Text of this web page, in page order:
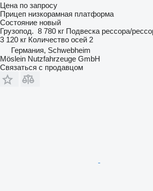
Цена по запросу
Прицеп низкорамная платформа
Состояние новый
Грузопод. 8 780 кг Подвеска рессора/
3 120 кг Количество осей 2
Германия, Schwebheim
Möslein Nutzfahrzeuge GmbH
Связаться с продавцом